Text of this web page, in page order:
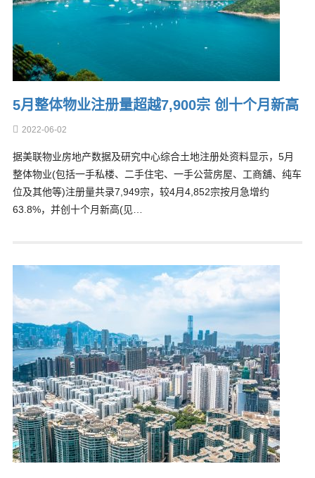
5月整体物业注册量超越7,900宗 创十个月新高
2022-06-02
据美联物业房地产数据及研究中心综合土地注册处资料显示，5月
整体物业(包括一手私楼、二手住宅、一手公营房屋、工商舖、纯车
位及其他等)注册量共录7,949宗，较4月4,852宗按月急增约
63.8%，并创十个月新高(见…